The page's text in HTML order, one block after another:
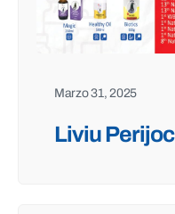
Marzo 31, 2025
Liviu Perijoc